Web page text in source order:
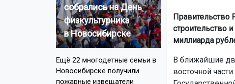
собрались на День
физкультурника
в Новосибирске
Ещё 22 многодетные семьи в
Новосибирске получили
пожарные извещатели
Правительство
строительство
миллиарда
В ближайшие
восточной